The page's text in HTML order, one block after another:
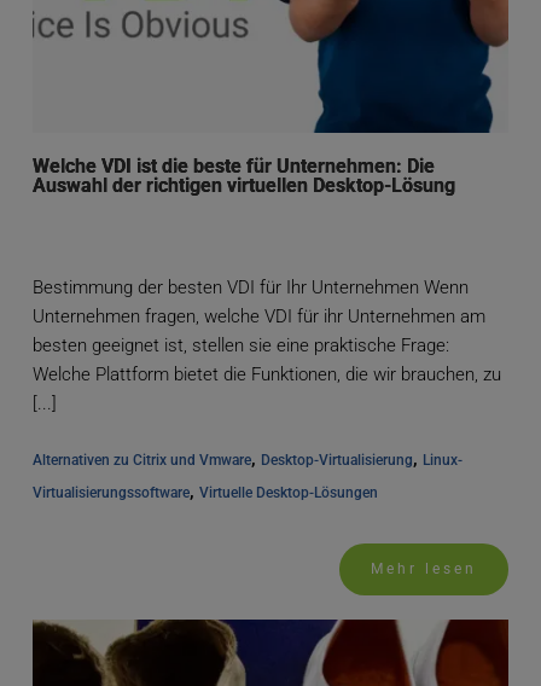
Welche VDI ist die beste für Unternehmen: Die
Auswahl der richtigen virtuellen Desktop-Lösung
Bestimmung der besten VDI für Ihr Unternehmen Wenn
Unternehmen fragen, welche VDI für ihr Unternehmen am
besten geeignet ist, stellen sie eine praktische Frage:
Welche Plattform bietet die Funktionen, die wir brauchen, zu
[...]
Alternativen zu Citrix und Vmware, Desktop-Virtualisierung, Linux-
Virtualisierungssoftware, Virtuelle Desktop-Lösungen
Mehr lesen